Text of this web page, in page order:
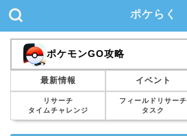
ポケらく
ポケモンGO攻略
最新情報 イベント
リサーチ
タイムチャレンジ
フィールドリサーチ
タスク